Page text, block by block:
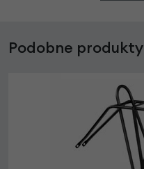
Podobne produkty